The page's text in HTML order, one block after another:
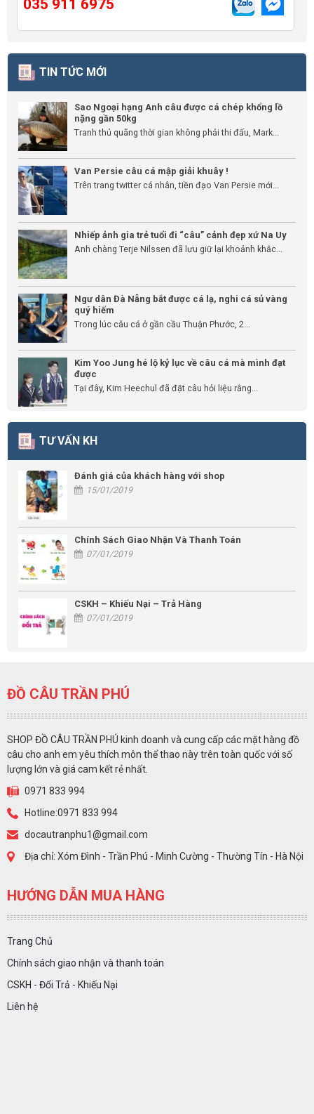
035 911 6975
TIN TỨC MỚI
Sao Ngoại hạng Anh câu được cá chép khổng lồ
nặng gần 50kg
Tranh thủ quãng thời gian không phải thi đấu, Mark...
Van Persie câu cá mập giải khuây !
Trên trang twitter cá nhân, tiền đạo Van Persie mới...
Nhiếp ảnh gia trẻ tuổi đi “câu” cảnh đẹp xứ Na Uy
Anh chàng Terje Nilssen đã lưu giữ lại khoảnh khắc...
Ngư dân Đà Nẵng bắt được cá lạ, nghi cá sủ vàng
quý hiếm
Trong lúc câu cá ở gần cầu Thuận Phước, 2...
Kim Yoo Jung hé lộ kỷ lục về câu cá mà mình đạt
được
Tại đây, Kim Heechul đã đặt câu hỏi liệu rằng...
TƯ VẤN KH
Đánh giá của khách hàng với shop
15/01/2019
Chính Sách Giao Nhận Và Thanh Toán
07/01/2019
CSKH – Khiếu Nại – Trả Hàng
07/01/2019
ĐỒ CÂU TRẦN PHÚ
SHOP ĐỒ CÂU TRẦN PHÚ kinh doanh và cung cấp các mặt hàng đồ
câu cho anh em yêu thích môn thể thao này trên toàn quốc với số
lượng lớn và giá cam kết rẻ nhất.
0971 833 994
Hotline:0971 833 994
docautranphu1@gmail.com
Địa chỉ: Xóm Đình - Trần Phú - Minh Cường - Thường Tín - Hà Nội
HƯỚNG DẪN MUA HÀNG
Trang Chủ
Chính sách giao nhận và thanh toán
CSKH - Đổi Trả - Khiếu Nại
Liên hệ